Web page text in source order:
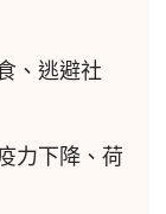
、逃避社
力下降、荷